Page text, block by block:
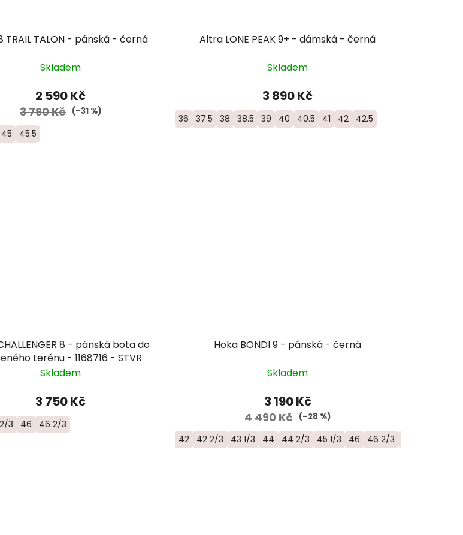
TRAIL TALON - pánská - černá
Skladem
2 590 Kč
3 790 Kč (–31 %)
45 45.5
Altra LONE PEAK 9+ - dámská - černá
Skladem
3 890 Kč
36 37.5 38 38.5 39 40 40.5 41 42 42.5
8 - pánská bota do
terénu - 1168716 - STVR
Skladem
3 750 Kč
3 46 46 2/3
Hoka BONDI 9 - pánská - černá
Skladem
3 190 Kč
4 490 Kč (–28 %)
42 42 2/3 43 1/3 44 44 2/3 45 1/3 46 46 2/3